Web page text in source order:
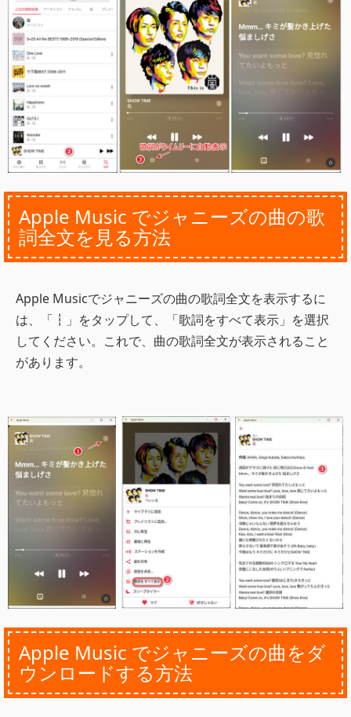
Apple Music でジャニーズの曲の歌
詞全文を見る方法
Apple Musicでジャニーズの曲の歌詞全文を表示するに
は、「┇」をタップして、「歌詞をすべて表示」を選択
してください。これで、曲の歌詞全文が表示されること
があります。
Apple Music でジャニーズの曲をダ
ウンロードする方法